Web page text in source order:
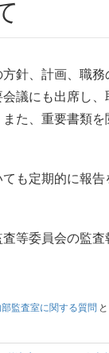
針、計画、職
議にも出席し
た、重要書類
も定期的に報
等委員会の監
監査室に関する質問 と